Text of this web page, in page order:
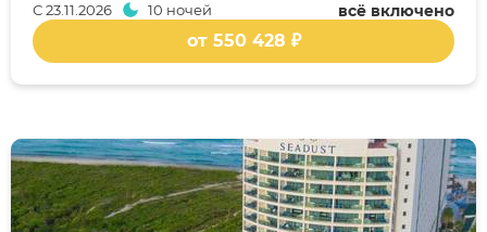
всё включено
С23.11.2026 10 ночей
от 550 428 ₽